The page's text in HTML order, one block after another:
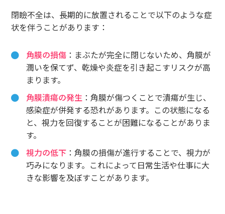
閉瞼不全は、長期的に放置されることで以下のような症
状を伴うことがあります：
角膜の損傷 ：まぶたが完全に閉じないため、角膜が
潤いを保てず、乾燥や炎症を引き起こすリスクが高
まります。
角膜潰瘍の発生 ：角膜が傷つくことで潰瘍が生じ、
感染症が併発する恐れがあります。この状態になる
と、視力を回復することが困難になることがありま
す。
視力の低下 ：角膜の損傷が進行することで、視力が
巧みになります。これによって日常生活や仕事に大
きな影響を及ぼすことがあります。